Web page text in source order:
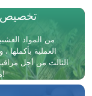
تخصيص
من المواد
العملية بأكملها
الثالث من أجل
منتجات مستقرة وموثوقة لعملائنا!